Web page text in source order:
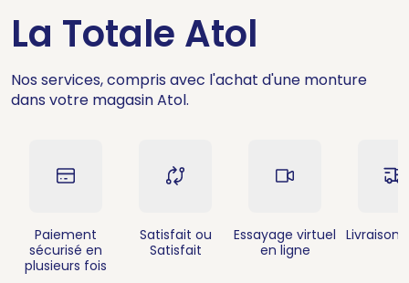
La Totale Atol
Nos services, compris avec l'achat d'une monture
dans votre magasin Atol.
Paiement
sécurisé en
plusieurs fois
Satisfait ou
Satisfait
Essayage virtuel
en ligne
Livraison